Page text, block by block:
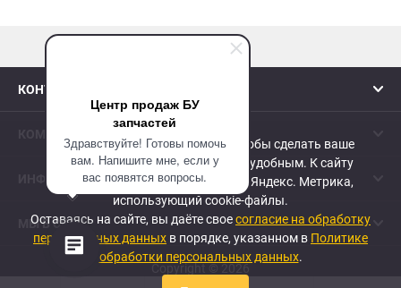
Центр продаж БУ
запчастей
Здравствуйте! Готовы помочь
вам. Напишите мне, если у
вас появятся вопросы.
КОНТАКТЫ
ИНФОРМАЦИЯ
МЫ В СЕТИ
Copyright © 2026
Сайт использует cookie-файлы, чтобы сделать ваше
пребывание на нем максимально удобным. К cайту
подключен сервис веб-аналитики Яндекс. Метрика,
использующий cookie-файлы.
Оставаясь на сайте, вы даёте своесогласие на обработку
персональных данных в порядке, указанном в Политике
обработки персональных данных.